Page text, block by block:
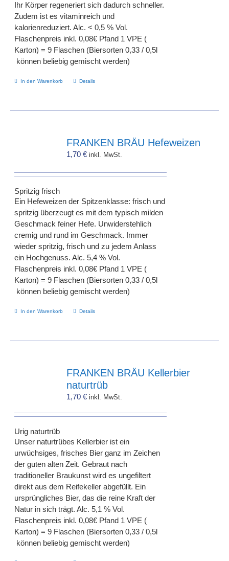
Ihr Körper regeneriert sich dadurch schneller.
Zudem ist es vitaminreich und
kalorienreduziert. Alc. < 0,5 % Vol.
Flaschenpreis inkl. 0,08€ Pfand 1 VPE (
Karton) = 9 Flaschen (Biersorten 0,33 / 0,5l
können beliebig gemischt werden)
In den Warenkorb Details
FRANKEN BRÄU Hefeweizen
1,70€ inkl. MwSt.
Spritzig frisch
Ein Hefeweizen der Spitzenklasse: frisch und
spritzig überzeugt es mit dem typisch milden
Geschmack feiner Hefe. Unwiderstehlich
cremig und rund im Geschmack. Immer
wieder spritzig, frisch und zu jedem Anlass
ein Hochgenuss. Alc. 5,4 % Vol.
Flaschenpreis inkl. 0,08€ Pfand 1 VPE (
Karton) = 9 Flaschen (Biersorten 0,33 / 0,5l
können beliebig gemischt werden)
In den Warenkorb Details
FRANKEN BRÄU Kellerbier
naturtrüb
1,70€ inkl. MwSt.
Urig naturtrüb
Unser naturtrübes Kellerbier ist ein
urwüchsiges, frisches Bier ganz im Zeichen
der guten alten Zeit. Gebraut nach
traditioneller Braukunst wird es ungefiltert
direkt aus dem Reifekeller abgefüllt. Ein
ursprüngliches Bier, das die reine Kraft der
Natur in sich trägt. Alc. 5,1 % Vol.
Flaschenpreis inkl. 0,08€ Pfand 1 VPE (
Karton) = 9 Flaschen (Biersorten 0,33 / 0,5l
können beliebig gemischt werden)